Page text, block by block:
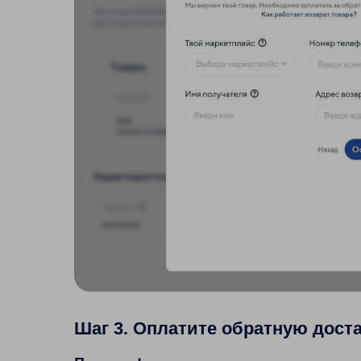
Шаг 3. Оплатите обратную